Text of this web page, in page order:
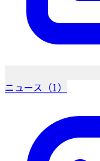
ニュース（1）